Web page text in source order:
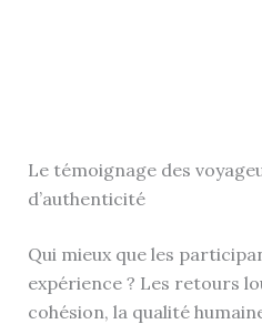
Le témoignage des
d’authenticité
Qui mieux que les
expérience ? Les retours
cohésion, la qualité